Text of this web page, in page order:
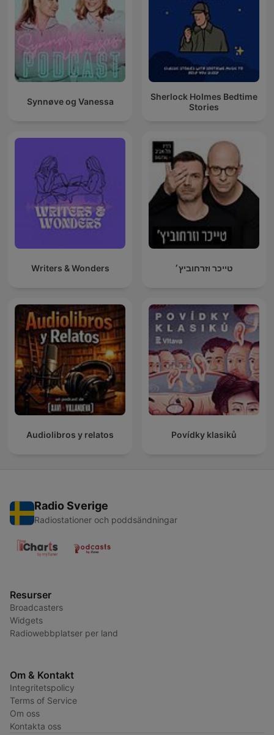
Synnøve og Vanessa
Sherlock Holmes Bedtime
Stories
Writers & Wonders טייכר וזרחוביץ׳
Audiolibros y relatos Povídky klasiků
Radio Sverige
Radiostationer och poddsändningar
Resurser
Broadcasters
Widgets
Radiowebbplatser per land
Om & Kontakt
Integritetspolicy
Terms of Service
Om oss
Kontakta oss